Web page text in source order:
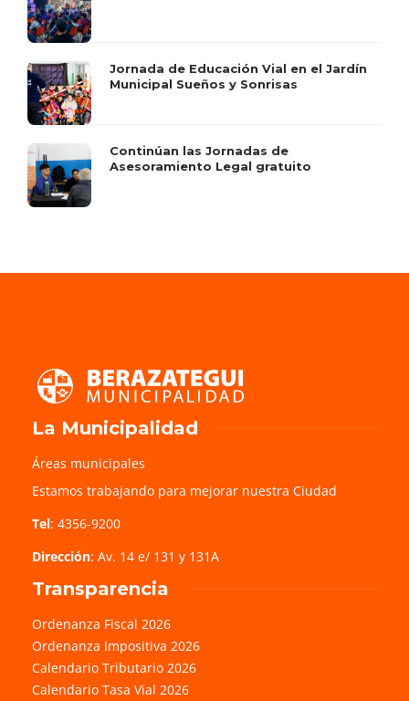
Jornada de Educación Vial en el Jardín
Municipal Sueños y Sonrisas
Continúan las Jornadas de
Asesoramiento Legal gratuito
La Municipalidad
Áreas municipales
Estamos trabajando para mejorar nuestra Ciudad
Tel: 4356-9200
Dirección: Av. 14 e/ 131 y 131A
Transparencia
Ordenanza Fiscal 2026
Ordenanza Impositiva 2026
Calendario Tributario 2026
Calendario Tasa Vial 2026